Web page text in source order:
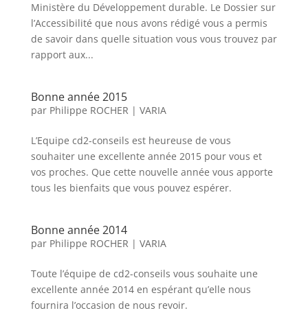
Ministère du Développement durable. Le Dossier sur
l’Accessibilité que nous avons rédigé vous a permis
de savoir dans quelle situation vous vous trouvez par
rapport aux...
Bonne année 2015
par Philippe ROCHER | VARIA
L’Equipe cd2-conseils est heureuse de vous
souhaiter une excellente année 2015 pour vous et
vos proches. Que cette nouvelle année vous apporte
tous les bienfaits que vous pouvez espérer. ​ ​
Bonne année 2014
par Philippe ROCHER | VARIA
Toute l’équipe de cd2-conseils vous souhaite une
excellente année 2014 en espérant qu’elle nous
fournira l’occasion de nous revoir. ​ ​​